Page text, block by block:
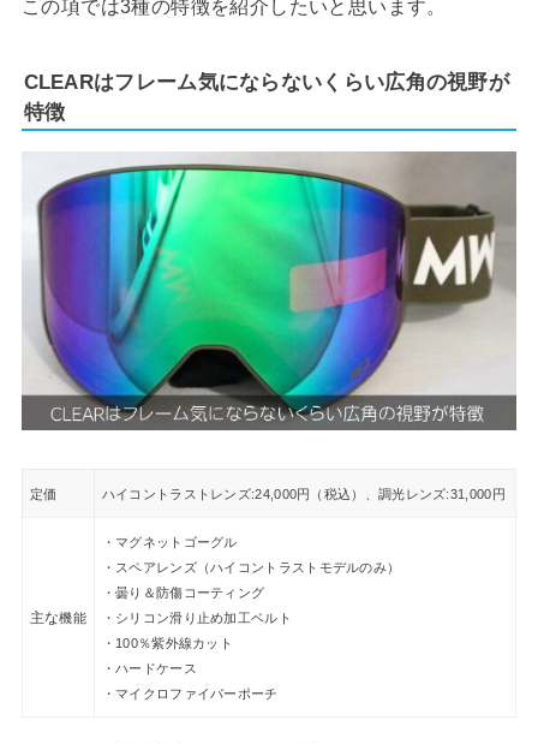
この項では3種の特徴を紹介したいと思います。
CLEARはフレーム気にならないくらい広角の視野が
特徴
定価 ハイコントラストレンズ:24,000円（税込）、調光レンズ:31,000円
主な機能
・ マグネットゴーグル
・スペアレンズ（ハイコントラストモデルのみ）
・曇り＆防傷コーティング
・シリコン滑り止め加工ベルト
・100％紫外線カット
・ハードケース
・マイクロファイバーポーチ